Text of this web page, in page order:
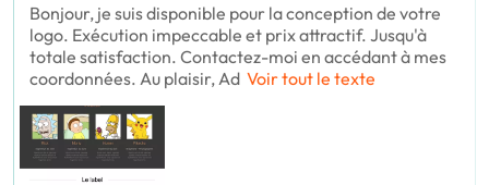
Bonjour, je suis disponible pour la conception de votre
logo. Exécution impeccable et prix attractif. Jusqu'à
totale satisfaction. Contactez-moi en accédant à mes
coordonnées. Au plaisir, Ad Voir tout le texte